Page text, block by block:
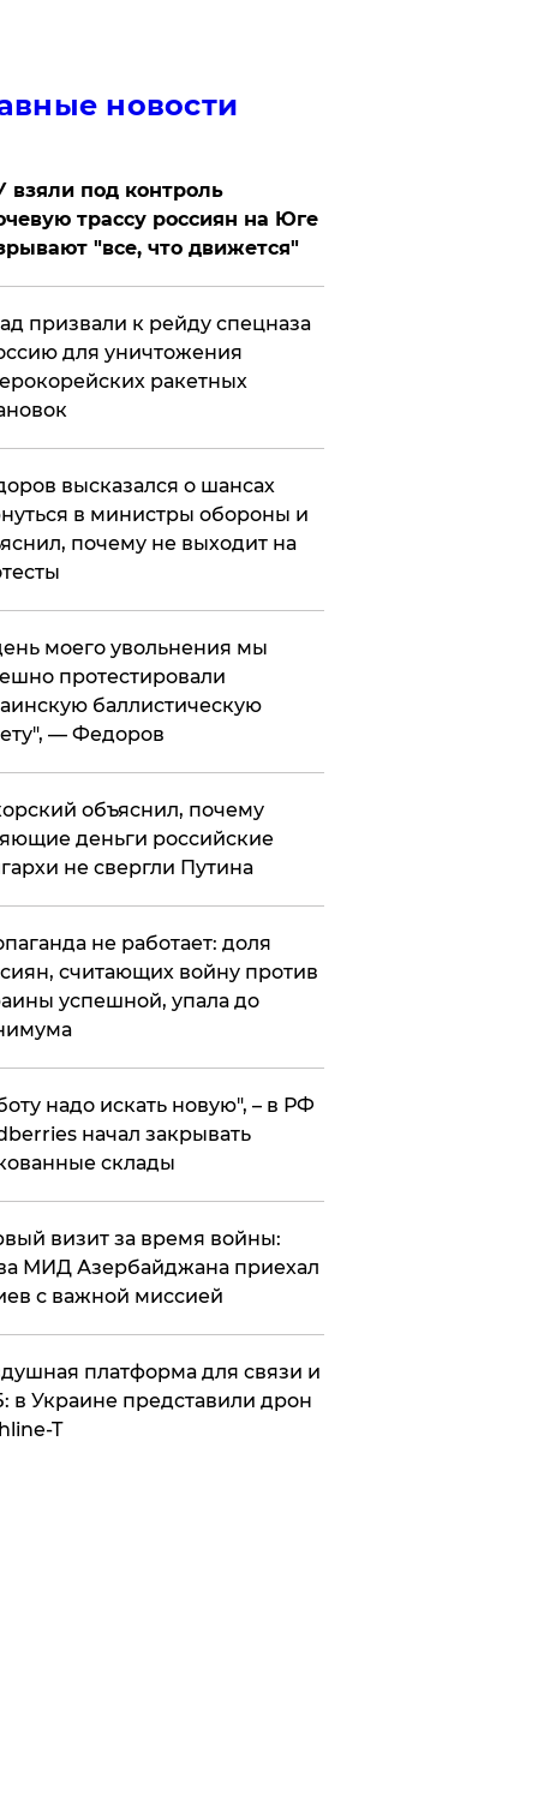
новости
взяли под контроль
трассу россиян на Юге
"все, что движется"
призвали к рейду спецназа
для уничтожения
ракетных
высказался о шансах
в министры обороны и
почему не выходит на
моего увольнения мы
протестировали
баллистическую
— Федоров
объяснил, почему
деньги российские
не свергли Путина
не работает: доля
считающих войну против
успешной, упала до
надо искать новую", – в РФ
начал закрывать
склады
визит за время войны:
МИД Азербайджана приехал
с важной миссией
платформа для связи и
в Украине представили дрон
T